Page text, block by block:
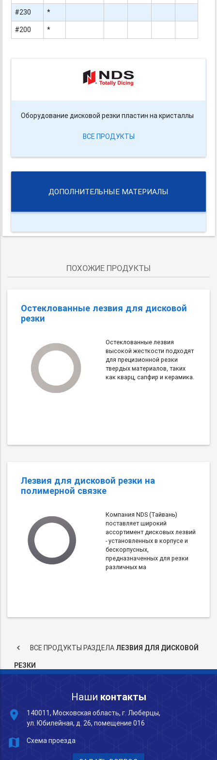
#230
*
#200
*
Оборудование дисковой резки пластин на кристаллы
ВСЕ ПРОДУКТЫ
ДОПОЛНИТЕЛЬНЫЕ МАТЕРИАЛЫ
ПОХОЖИЕ ПРОДУКТЫ
Остеклованные лезвия для дисковой
резки
Остеклованные лезвия
высокой жесткости подходят
для прецизионной резки
твердых материалов, таких
как кварц, сапфир и керамика.
Лезвия для дисковой резки на
полимерной связке
Компания NDS (Тайвань)
поставляет широкий
ассортимент дисковых лезвий
- установленных в корпусе и
бескорпусных,
предназначенных для резки
различных ма
keyboard_arrow_left ВСЕ ПРОДУКТЫ РАЗДЕЛА ЛЕЗВИЯ ДЛЯ ДИСКОВОЙ
РЕЗКИ
Наши контакты
place
140011, Московская область, г. Люберцы,
ул. Юбилейная, д. 26, помещение 016
map Схема проезда